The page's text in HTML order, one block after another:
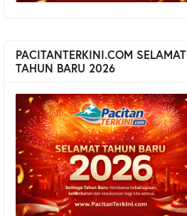
PACITANTERKINI.COM SELAMAT
TAHUN BARU 2026